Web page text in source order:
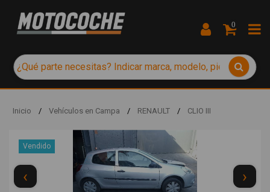
0
Inicio / Vehículos en Campa / RENAULT / CLIO III
Vendido
‹ ›